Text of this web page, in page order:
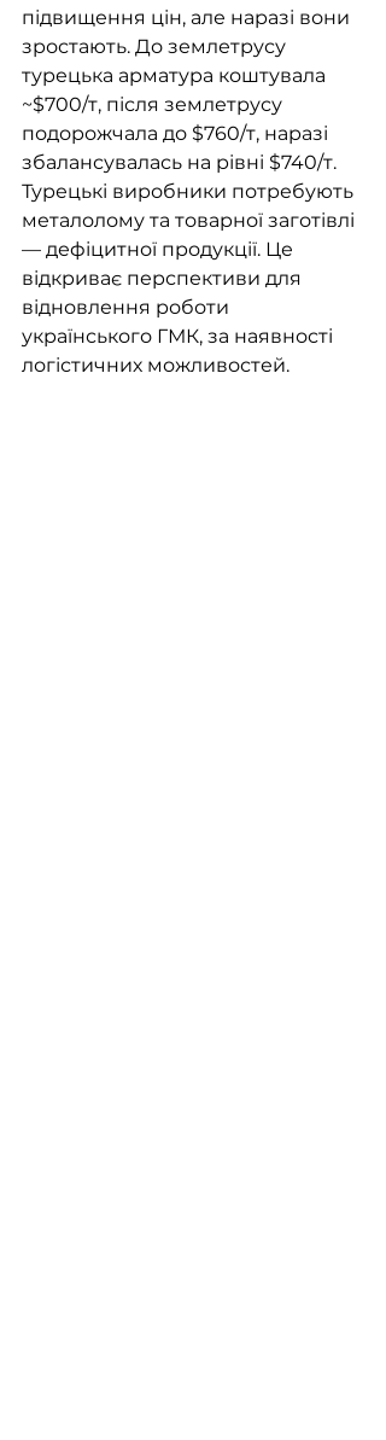
підвищення цін, але наразі вони
зростають. До землетрусу
турецька арматура коштувала
~$700/т, після землетрусу
подорожчала до $760/т, наразі
збалансувалась на рівні $740/т.
Турецькі виробники потребують
металолому та товарної заготівлі
— дефіцитної продукції. Це
відкриває перспективи для
відновлення роботи
українського ГМК, за наявності
логістичних можливостей.